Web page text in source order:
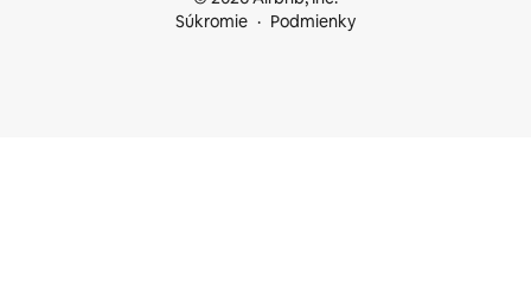
Súkromie
Podmienky